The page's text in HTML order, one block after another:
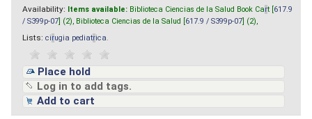
Availability: Items available: Biblioteca Ciencias de la Salud Book Cart [ 617.9
/ S399p-07 ] (2), Biblioteca Ciencias de la Salud [ 617.9 / S399p-07 ] (2),
Lists: cirugia pediatrica
Place hold
Log in to add tags.
Add to cart